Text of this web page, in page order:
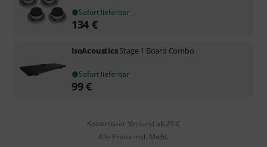
Sofort lieferbar
134 €
IsoAcousticsStage 1 Board Combo
Sofort lieferbar
99€
Kostenloser Versand ab 29 €
Alle Preise inkl. MwSt.